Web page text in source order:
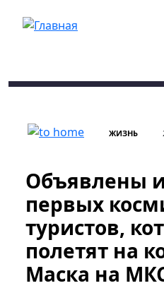
ЖИЗНЬ
Объявлены
первых
туристов,
полетят на
Маска на